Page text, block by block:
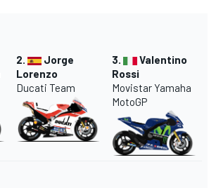
2.
Jorge
Lorenzo
Ducati Team
3.
Valentino
Rossi
Movistar Yamaha
MotoGP